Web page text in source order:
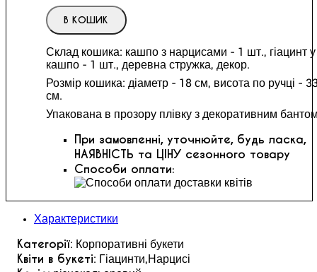
В КОШИК
Склад кошика: кашпо з нарцисами - 1 шт., гіацинт у
кашпо - 1 шт., деревна стружка, декор.
Розмір кошика: діаметр - 18 см, висота по ручці -
см.
Упакована в прозору плівку з декоративним
При замовленні, уточнюйте, будь ласка,
НАЯВНІСТЬ та ЦІНУ сезонного товару
Способи оплати:
Характеристики
Категорії: Корпоративні букети
Квіти в букеті: Гіацинти,Нарцисі